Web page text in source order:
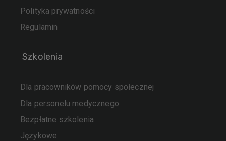
Polityka prywatności
Regulamin
Szkolenia
Dla pracowników pomocy społecznej
Dla personelu medycznego
Bezpłatne szkolenia
Językowe